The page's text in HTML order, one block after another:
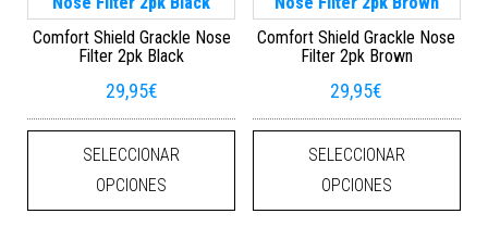
Comfort Shield Grackle Nose
Filter 2pk Black
29,95€
SELECCIONAR
OPCIONES
Este producto tiene múltiples
Comfort Shield Grackle Nose
Filter 2pk Brown
29,95€
SELECCIONAR
OPCIONES